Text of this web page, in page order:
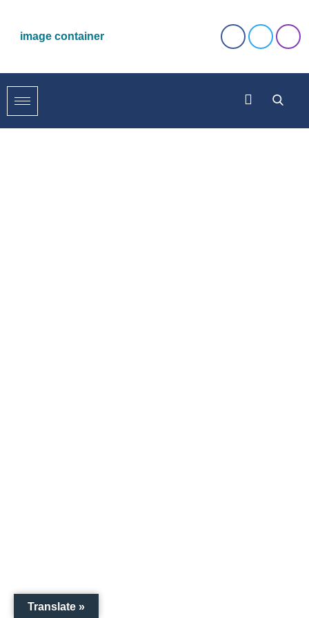
Translate »